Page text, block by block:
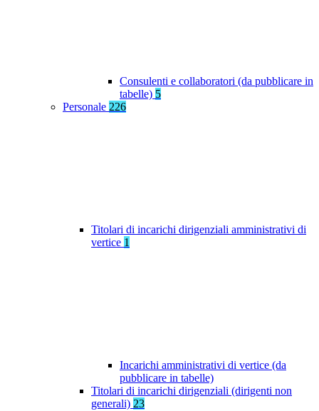
Consulenti e collaboratori (da pubblicare in
tabelle) 5
Personale 226
Titolari di incarichi dirigenziali amministrativi di
vertice 1
Incarichi amministrativi di vertice (da
pubblicare in tabelle)
Titolari di incarichi dirigenziali (dirigenti non
generali) 23